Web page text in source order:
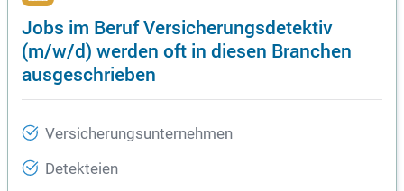
Jobs im Beruf Versicherungsdetektiv
(m/w/d) werden oft in diesen Branchen
ausgeschrieben
Versicherungsunternehmen
Detekteien